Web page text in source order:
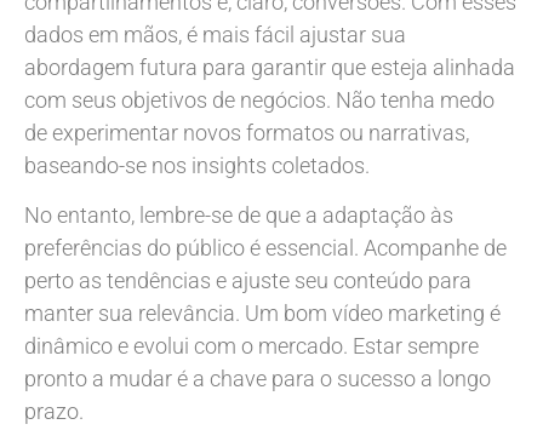
dados em mãos, é mais fácil ajustar sua
abordagem futura para garantir que esteja alinhada
com seus objetivos de negócios. Não tenha medo
de experimentar novos formatos ou narrativas,
baseando-se nos insights coletados.
No entanto, lembre-se de que a adaptação às
preferências do público é essencial. Acompanhe de
perto as tendências e ajuste seu conteúdo para
manter sua relevância. Um bom vídeo marketing é
dinâmico e evolui com o mercado. Estar sempre
pronto a mudar é a chave para o sucesso a longo
prazo.